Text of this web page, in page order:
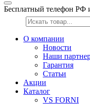
Бесплатный телефон
О компании
Новости
Наши
Гарантия
Статьи
Акции
Каталог
VS FORNI